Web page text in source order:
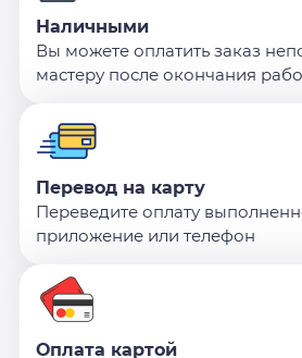
Наличными
Вы можете оплатить заказ
мастеру после окончания
Перевод на карту
Переведите оплату
приложение или телефон
Оплата картой